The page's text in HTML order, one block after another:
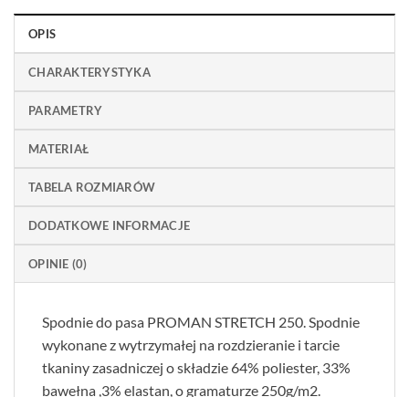
OPIS
CHARAKTERYSTYKA
PARAMETRY
MATERIAŁ
TABELA ROZMIARÓW
DODATKOWE INFORMACJE
OPINIE (0)
Spodnie do pasa PROMAN STRETCH 250. Spodnie
wykonane z wytrzymałej na rozdzieranie i tarcie
tkaniny zasadniczej o składzie 64% poliester, 33%
bawełna ,3% elastan, o gramaturze 250g/m2.